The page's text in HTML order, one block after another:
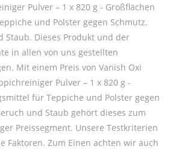
Pulver – 1 x 820 g - Großflächen
und Polster gegen Schmutz,
Staub. Dieses Produkt und der
in allen von uns gestellten
Mit einem Preis von Vanish Oxi
Pulver – 1 x 820 g -
für Teppiche und Polster gegen
und Staub gehört dieses zum
Preissegment. Unsere Testkriterien
Faktoren. Zum Einen achten wir auch